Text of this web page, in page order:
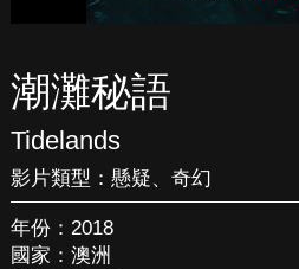
潮灘秘語
Tidelands
影片類型： 懸疑、 奇幻
年份：2018
國家：澳洲